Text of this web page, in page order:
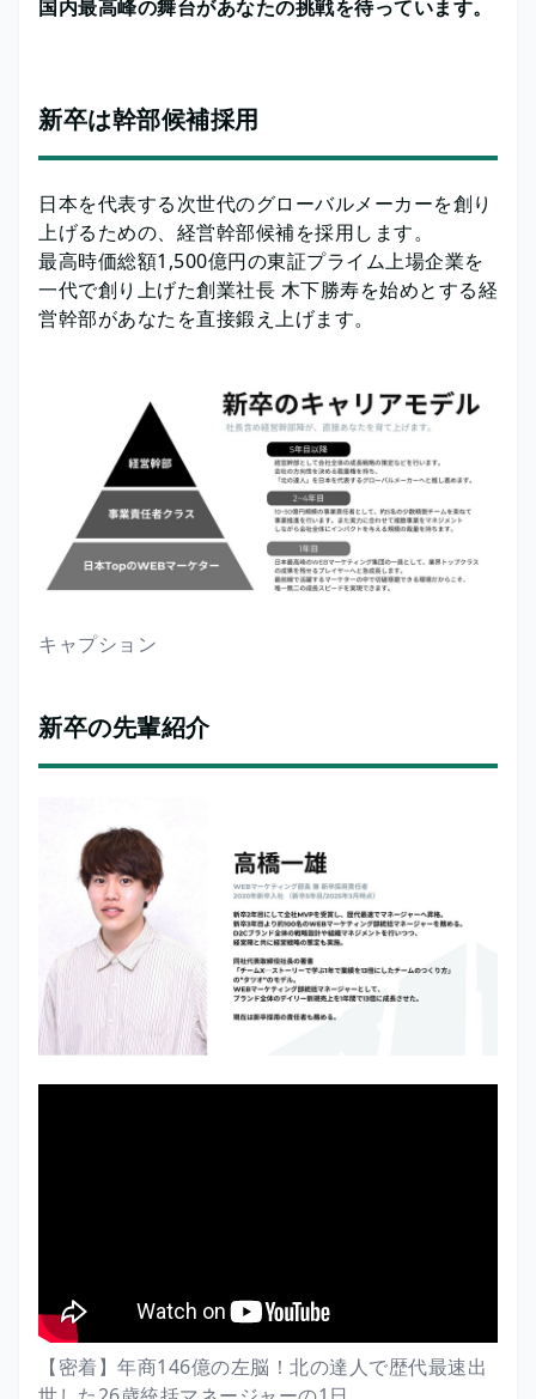
国内最高峰の舞台があなたの挑戦を待っています。
新卒は幹部候補採用
日本を代表する次世代のグローバルメーカーを創り
上げるための、経営幹部候補を採用します。
最高時価総額1,500億円の東証プライム上場企業を
一代で創り上げた創業社長 木下勝寿を始めとする経
営幹部があなたを直接鍛え上げます。
キャプション
新卒の先輩紹介
【密着】年商146億の左脳！北の達人で歴代最速出